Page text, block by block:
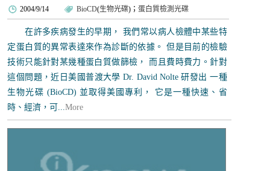
2004/9/14 BioCD(生物光碟)；蛋白質檢測光碟
在許多疾病發生的早期， 我們常以病人檢體中某些特
定蛋白質的異常表達來作為診斷的依據。 但是目前的檢驗
技術只能針對某幾種蛋白質做篩檢， 而且費時費力。針對
這個問題，近日美國普渡大學 Dr. David Nolte 研發出 一種
生物光碟 (BioCD) 並取得美國專利， 它是一種快速、省
時、經濟，可...More